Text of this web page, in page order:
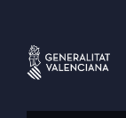
contenido